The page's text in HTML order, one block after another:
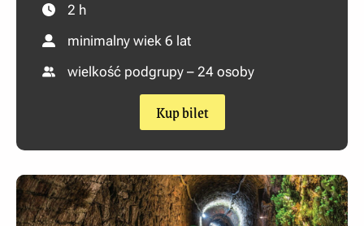
2 h
minimalny wiek 6 lat
wielkość podgrupy – 24 osoby
Kup bilet